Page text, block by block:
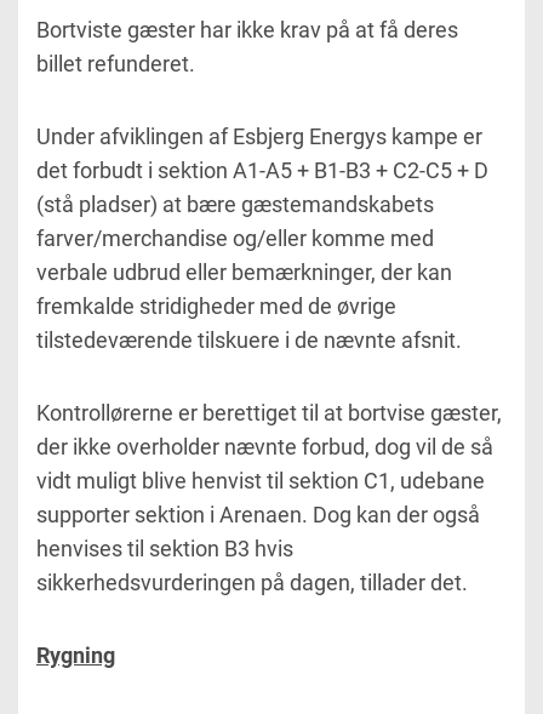
Bortviste gæster har ikke krav på at få deres
billet refunderet.
Under afviklingen af Esbjerg Energys kampe er
det forbudt i sektion A1-A5 + B1-B3 + C2-C5 + D
(stå pladser) at bære gæstemandskabets
farver/merchandise og/eller komme med
verbale udbrud eller bemærkninger, der kan
fremkalde stridigheder med de øvrige
tilstedeværende tilskuere i de nævnte afsnit.
Kontrollørerne er berettiget til at bortvise gæster,
der ikke overholder nævnte forbud, dog vil de så
vidt muligt blive henvist til sektion C1, udebane
supporter sektion i Arenaen. Dog kan der også
henvises til sektion B3 hvis
sikkerhedsvurderingen på dagen, tillader det.
Rygning